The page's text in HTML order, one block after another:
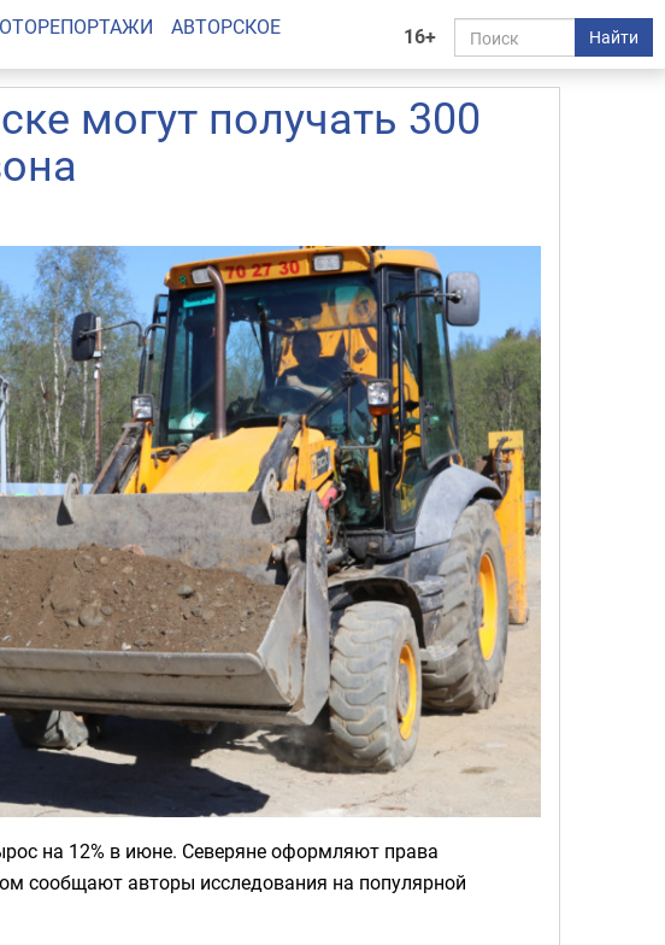
16+ Найти
АВТОРСКОЕ
могут получать 300
на 12% в июне. Северяне оформляют права
сообщают авторы исследования на популярной